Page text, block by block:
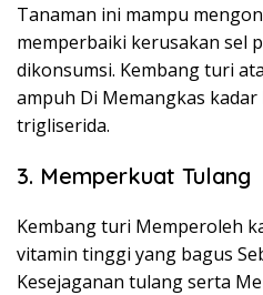
Tanaman ini mampu
memperbaiki kerusakan sel
dikonsumsi. Kembang turi
ampuh Di Memangkas
trigliserida.
3. Memperkuat Tulang
Kembang turi Memperoleh
vitamin tinggi yang bagus
Kesejaganan tulang serta